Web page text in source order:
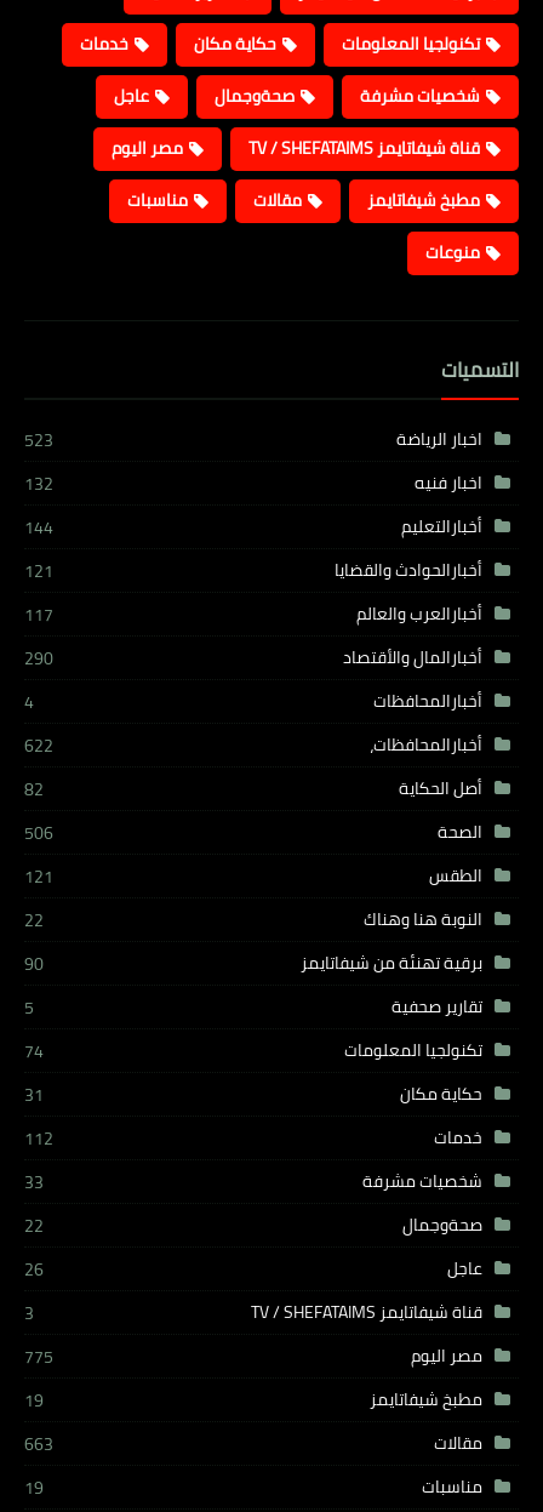
تكنولجيا المعلومات
حكاية مكان
خدمات
شخصيات مشرفة
صحةوجمال
عاجل
قناة شيفاتايمز TV / SHEFATAIMS
مصر اليوم
مطبخ شيفاتايمز
مقالات
مناسبات
منوعات
التسميات
اخبار الرياضة
523
اخبار فنيه
132
أخبارالتعليم
144
أخبارالحوادث والقضايا
121
أخبارالعرب والعالم
117
أخبارالمال والأقتصاد
290
أخبارالمحافظات
4
أخبارالمحافظات،
622
أصل الحكاية
82
الصحة
506
الطقس
121
النوبة هنا وهناك
22
برقية تهنئة من شيفاتايمز
90
تقارير صحفية
5
تكنولجيا المعلومات
74
حكاية مكان
31
خدمات
112
شخصيات مشرفة
33
صحةوجمال
22
عاجل
26
قناة شيفاتايمز TV / SHEFATAIMS
3
مصر اليوم
775
مطبخ شيفاتايمز
19
مقالات
663
مناسبات
19